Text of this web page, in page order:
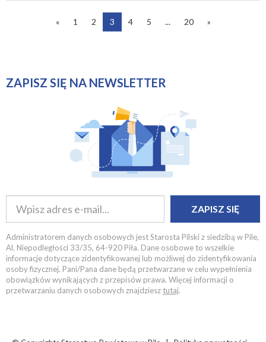
« 1 2 3 4 5 ... 20 »
ZAPISZ SIĘ NA NEWSLETTER
ZAPISZ SIĘ
Administratorem danych osobowych jest Starosta Pilski z siedzibą w Pile,
Al. Niepodległości 33/35, 64-920 Piła. Dane osobowe to wszelkie
informacje dotyczące zidentyfikowanej lub możliwej do zidentyfikowania
osoby fizycznej. Pani/Pana dane będą przetwarzane w celu wypełnienia
obowiązków wynikających z przepisów prawa. Więcej informacji o
przetwarzaniu danych osobowych znajdziesz tutaj.